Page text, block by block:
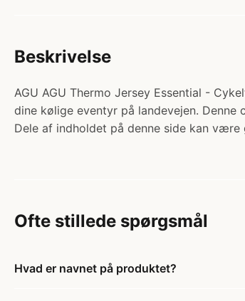
Beskrivelse
AGU AGU Thermo Jersey Essential -
dine kølige eventyr på landevejen. Denne
Dele af indholdet på denne side kan
Ofte stillede spørgsmål
Hvad er navnet på produktet?